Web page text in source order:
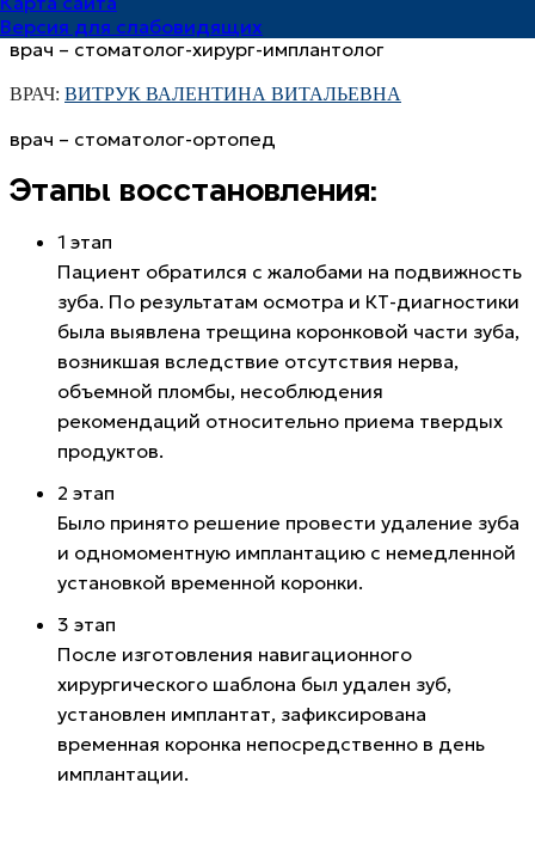
Версия для слабовидящих
врач – стоматолог-хирург-имплантолог
ВРАЧ: ВИТРУК ВАЛЕНТИНА ВИТАЛЬЕВНА
врач – стоматолог-ортопед
Этапы восстановления:
1 этап
Пациент обратился с жалобами на подвижность
зуба. По результатам осмотра и КТ-диагностики
была выявлена трещина коронковой части зуба,
возникшая вследствие отсутствия нерва,
объемной пломбы, несоблюдения
рекомендаций относительно приема твердых
продуктов.
2 этап
Было принято решение провести удаление зуба
и одномоментную имплантацию с немедленной
установкой временной коронки.
3 этап
После изготовления навигационного
хирургического шаблона был удален зуб,
установлен имплантат, зафиксирована
временная коронка непосредственно в день
имплантации.